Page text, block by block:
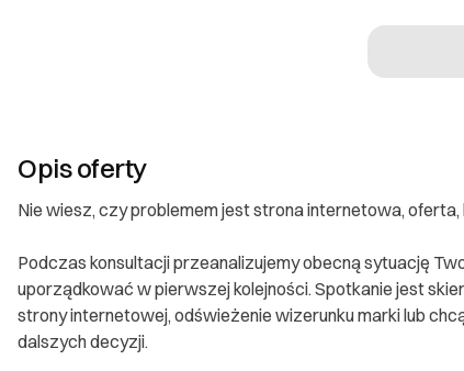
Opis oferty
Nie wiesz, czy problemem jest strona internetowa,
Podczas konsultacji przeanalizujemy obecną sytuację
uporządkować w pierwszej kolejności. Spotkanie jest
strony internetowej, odświeżenie wizerunku marki lub
dalszych decyzji.